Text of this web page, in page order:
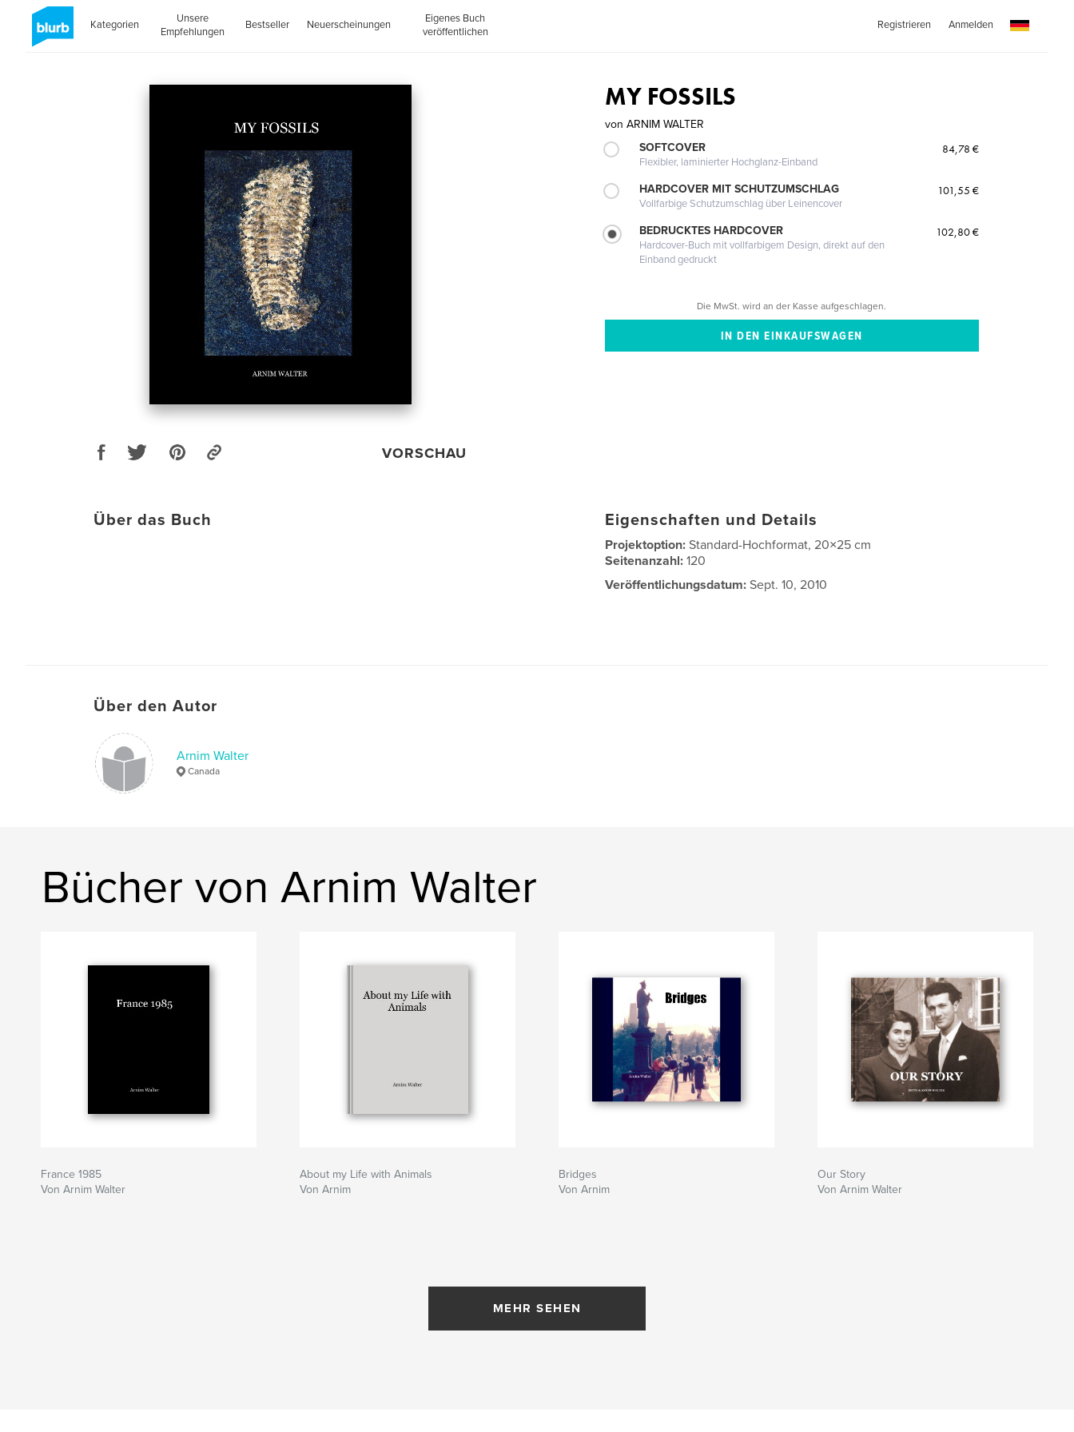
Kategorien
Unsere
Empfehlungen
Bestseller Neuerscheinungen
Eigenes Buch
veröffentlichen
Registrieren Anmelden
VORSCHAU
MY FOSSILS
von ARNIM WALTER
SOFTCOVER
Flexibler, laminierter Hochglanz-Einband
84,78 €
HARDCOVER MIT SCHUTZUMSCHLAG
Vollfarbige Schutzumschlag über Leinencover
101,55 €
BEDRUCKTES HARDCOVER
Hardcover-Buch mit vollfarbigem Design, direkt auf den
Einband gedruckt
102,80 €
Die MwSt. wird an der Kasse aufgeschlagen.
Über das Buch Eigenschaften und Details
Projektoption:Standard-Hochformat, 20×25 cm
Seitenanzahl:120
Veröffentlichungsdatum: Sept. 10, 2010
Über den Autor
Arnim Walter
Canada
Bücher von Arnim Walter
France 1985
Von Arnim Walter
About my Life with Animals
Von Arnim
Bridges
Von Arnim
Our Story
Von Arnim Walter
MEHR SEHEN